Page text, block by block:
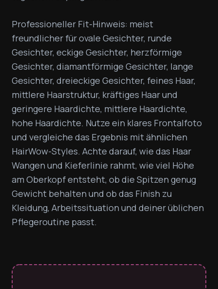
Professioneller Fit-Hinweis: meist
freundlicher für ovale Gesichter, runde
Gesichter, eckige Gesichter, herzförmige
Gesichter, diamantförmige Gesichter, lange
Gesichter, dreieckige Gesichter, feines Haar,
mittlere Haarstruktur, kräftiges Haar und
geringere Haardichte, mittlere Haardichte,
hohe Haardichte. Nutze ein klares Frontalfoto
und vergleiche das Ergebnis mit ähnlichen
HairWow-Styles. Achte darauf, wie das Haar
Wangen und Kieferlinie rahmt, wie viel Höhe
am Oberkopf entsteht, ob die Spitzen genug
Gewicht behalten und ob das Finish zu
Kleidung, Arbeitssituation und deiner üblichen
Pflegeroutine passt.